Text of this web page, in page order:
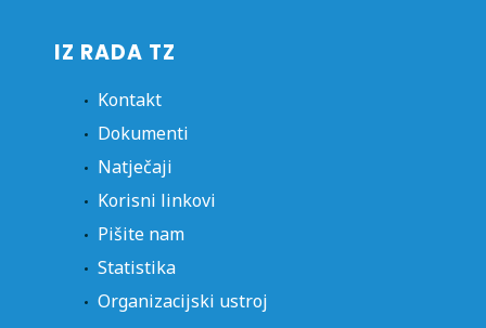
IZ RADA TZ
Kontakt
Dokumenti
Natječaji
Korisni linkovi
Pišite nam
Statistika
Organizacijski ustroj